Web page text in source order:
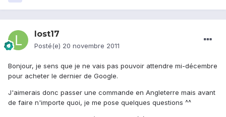
lost17
Posté(e) 20 novembre 2011
Bonjour, je sens que je ne vais pas pouvoir attendre mi-décembre
pour acheter le dernier de Google.
J'aimerais donc passer une commande en Angleterre mais avant
de faire n'importe quoi, je me pose quelques questions ^^